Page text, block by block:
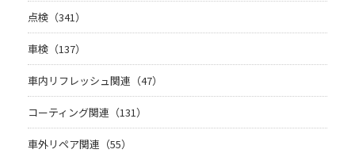
点検（341）
車検（137）
車内リフレッシュ関連（47）
コーティング関連（131）
車外リペア関連（55）